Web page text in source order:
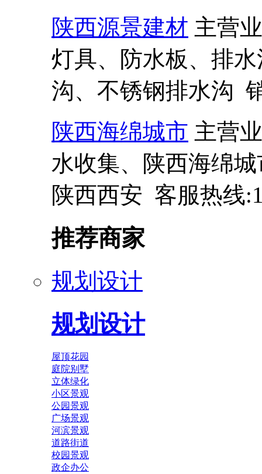
陕西源景建材 主营
灯具、防水板、排
沟、不锈钢排水沟
陕西海绵城市 主营
水收集、陕西海绵
陕西西安 客服热线
推荐商家
规划设计
规划设计
屋顶花园
庭院别墅
立体绿化
小区景观
公园景观
广场景观
河滨景观
道路街道
校园景观
政企办公